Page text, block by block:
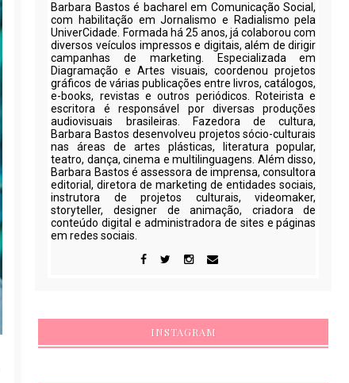
Barbara Bastos é bacharel em Comunicação Social,
com habilitação em Jornalismo e Radialismo pela
UniverCidade. Formada há 25 anos, já colaborou com
diversos veículos impressos e digitais, além de dirigir
campanhas de marketing. Especializada em
Diagramação e Artes visuais, coordenou projetos
gráficos de várias publicações entre livros, catálogos,
e-books, revistas e outros periódicos. Roteirista e
escritora é responsável por diversas produções
audiovisuais brasileiras. Fazedora de cultura,
Barbara Bastos desenvolveu projetos sócio-culturais
nas áreas de artes plásticas, literatura popular,
teatro, dança, cinema e multilinguagens. Além disso,
Barbara Bastos é assessora de imprensa, consultora
editorial, diretora de marketing de entidades sociais,
instrutora de projetos culturais, videomaker,
storyteller, designer de animação, criadora de
conteúdo digital e administradora de sites e páginas
em redes sociais.
INSTAGRAM